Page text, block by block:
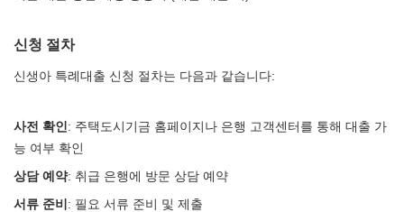
신청 절차
신생아 특례대출 신청 절차는 다음과 같습니다:
사전 확인 : 주택도시기금 홈페이지나 은행 고객센터를 통해 대출 가
능 여부 확인
상담 예약: 취급 은행에 방문 상담 예약
서류 준비 : 필요 서류 준비 및 제출